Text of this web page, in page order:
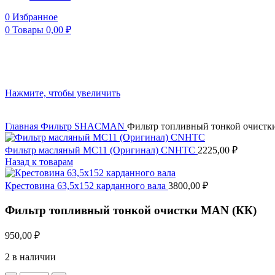
0 Избранное
0 Товары 0,00 ₽
Нажмите, чтобы увеличить
Главная Фильтр SHACMAN Фильтр топливный тонкой
Фильтр масляный MC11 (Оригинал) CNHTC 2225,00 ₽
Назад к товарам
Крестовина 63,5х152 карданного вала 3800,00 ₽
Фильтр топливный тонкой очистки MAN (КК)
950,00 ₽
2 в наличии